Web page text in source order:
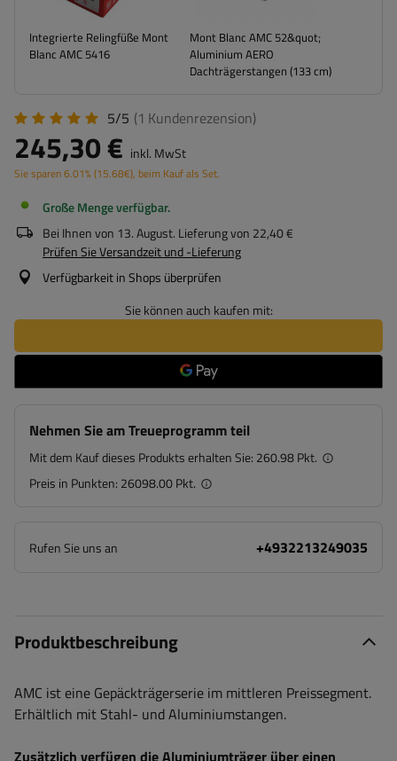
Integrierte Relingfüße Mont
Blanc AMC 5416
Mont Blanc AMC 52&quot;
Aluminium AERO
Dachträgerstangen (133 cm)
5/5 (1 Kundenrezension)
245,30 € inkl. MwSt
Sie sparen6.01%(15.68€), beim Kauf als Set.
Große Menge verfügbar
Bei Ihnen von 13. August. Lieferung von 22,40 €
Prüfen Sie Versandzeit und -Lieferung
Verfügbarkeit in Shops überprüfen
Sie können auch kaufen mit:
Nehmen Sie am Treueprogramm teil
Mit dem Kauf dieses Produkts erhalten Sie: 260.98 Pkt.
Preis in Punkten: 26098.00 Pkt.
Rufen Sie uns an +4932213249035
Produktbeschreibung
AMC ist eine Gepäckträgerserie im mittleren Preissegment.
Erhältlich mit Stahl- und Aluminiumstangen.
Zusätzlich verfügen die Aluminiumträger über einen